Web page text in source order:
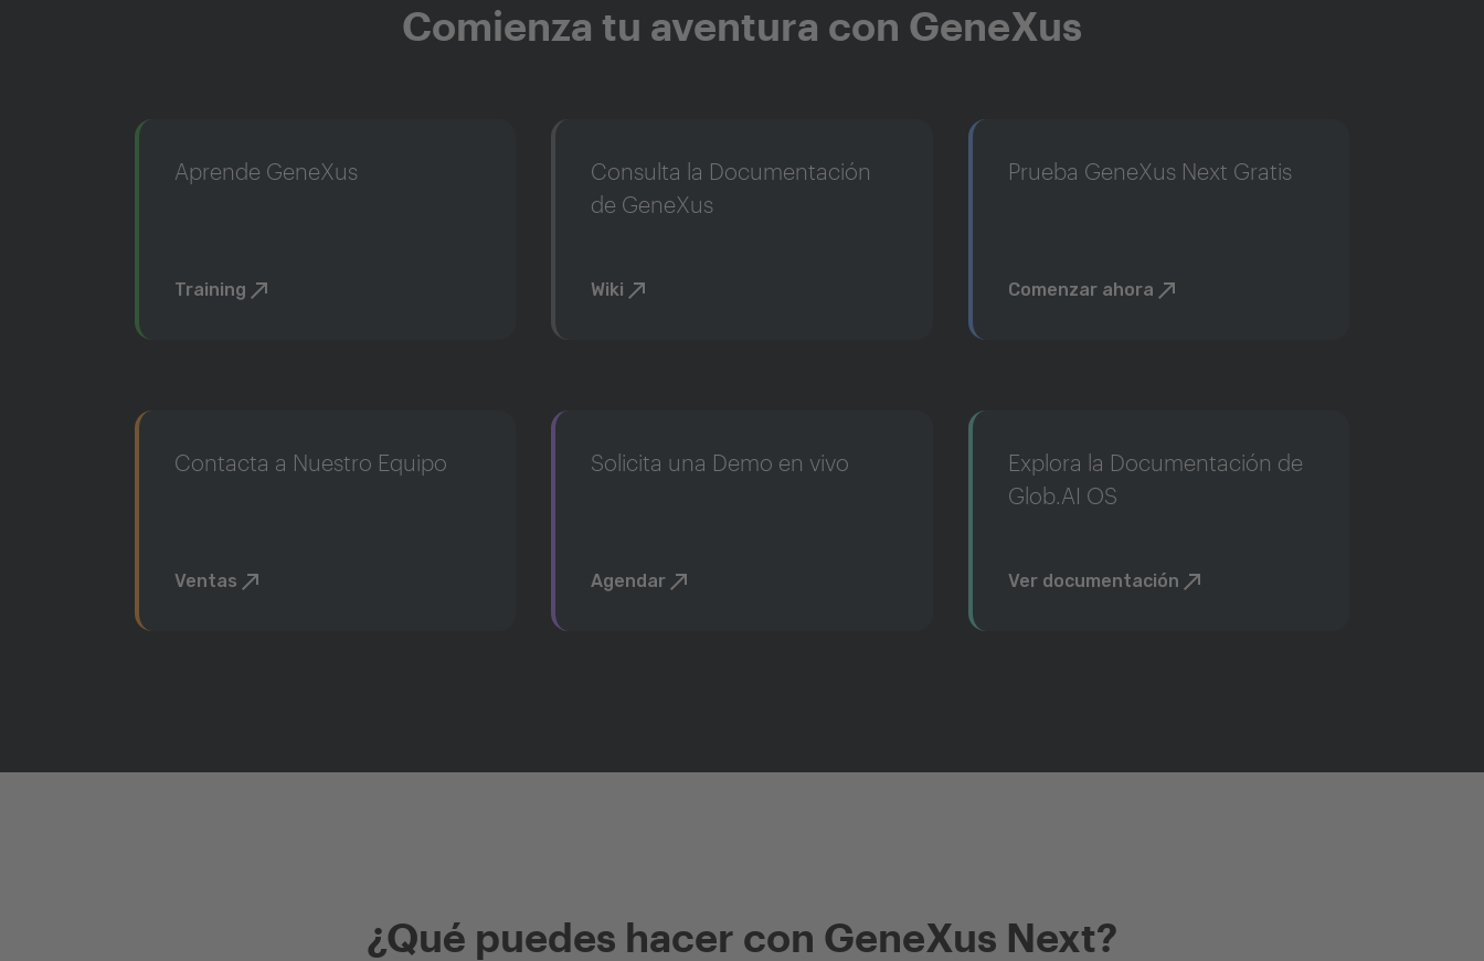
Comienza tu aventura con GeneXus
Aprende GeneXus
Training
Consulta la Documentación
de GeneXus
Wiki
Prueba GeneXus Next Gratis
Comenzar ahora
Contacta a Nuestro Equipo
Ventas
Solicita una Demo en vivo
Agendar
Explora la Documentación de
Glob.AI OS
Ver documentación
¿Qué puedes hacer con GeneXus Next?